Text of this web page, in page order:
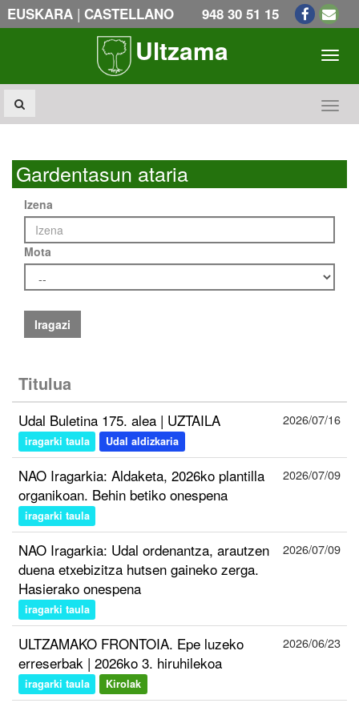
EUSKARA | CASTELLANO 948 30 51 15
Ultzama
Gardentasun ataria
Izena
Mota
Iragazi
Titulua
Udal Buletina 175. alea | UZTAILA
iragarki taula Udal aldizkaria
2026/07/16
NAO Iragarkia: Aldaketa, 2026ko plantilla
organikoan. Behin betiko onespena
iragarki taula
2026/07/09
NAO Iragarkia: Udal ordenantza, arautzen
duena etxebizitza hutsen gaineko zerga.
Hasierako onespena
iragarki taula
2026/07/09
ULTZAMAKO FRONTOIA. Epe luzeko
erreserbak | 2026ko 3. hiruhilekoa
iragarki taula Kirolak
2026/06/23